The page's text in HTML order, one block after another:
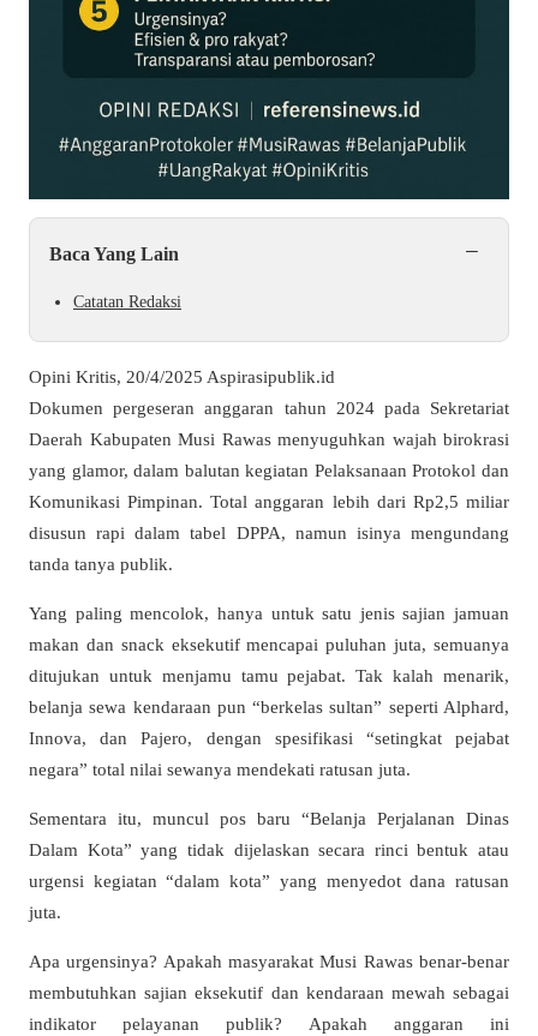
Baca Yang Lain −
Catatan Redaksi
Opini Kritis, 20/4/2025 Aspirasipublik.id
Dokumen pergeseran anggaran tahun 2024 pada Sekretariat
Daerah Kabupaten Musi Rawas menyuguhkan wajah birokrasi
yang glamor, dalam balutan kegiatan Pelaksanaan Protokol dan
Komunikasi Pimpinan. Total anggaran lebih dari Rp2,5 miliar
disusun rapi dalam tabel DPPA, namun isinya mengundang
tanda tanya publik.
Yang paling mencolok, hanya untuk satu jenis sajian jamuan
makan dan snack eksekutif mencapai puluhan juta, semuanya
ditujukan untuk menjamu tamu pejabat. Tak kalah menarik,
belanja sewa kendaraan pun “berkelas sultan” seperti Alphard,
Innova, dan Pajero, dengan spesifikasi “setingkat pejabat
negara” total nilai sewanya mendekati ratusan juta.
Sementara itu, muncul pos baru “Belanja Perjalanan Dinas
Dalam Kota” yang tidak dijelaskan secara rinci bentuk atau
urgensi kegiatan “dalam kota” yang menyedot dana ratusan
juta.
Apa urgensinya? Apakah masyarakat Musi Rawas benar-benar
membutuhkan sajian eksekutif dan kendaraan mewah sebagai
indikator pelayanan publik? Apakah anggaran ini